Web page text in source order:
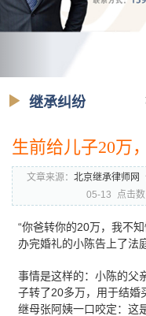
继承纠纷
生前给儿子20万
文章来源： 北京继承律师网
05-13
点击
“你爸转你的20万，我不
办完婚礼的小陈告上了法
事情是这样的：小陈的父
子转了20多万，用于结婚
继母张阿姨一口咬定：这